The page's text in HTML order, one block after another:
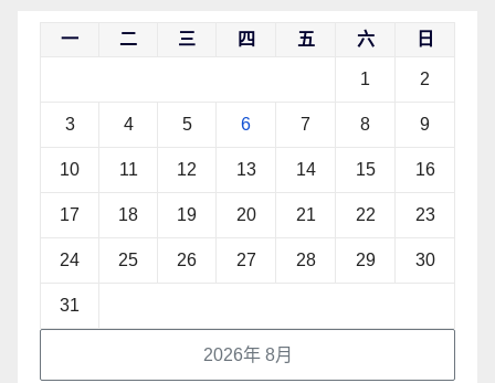
2026年 8月
一 二 三 四 五 六 日
1 2
3 4 5 6 7 8 9
10 11 12 13 14 15 16
17 18 19 20 21 22 23
24 25 26 27 28 29 30
31